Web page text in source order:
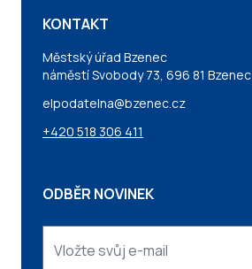
KONTAKT
Městský úřad Bzenec
náměstí Svobody 73, 696 81 Bzenec
elpodatelna@bzenec.cz
+420 518 306 411
ODBĚR NOVINEK